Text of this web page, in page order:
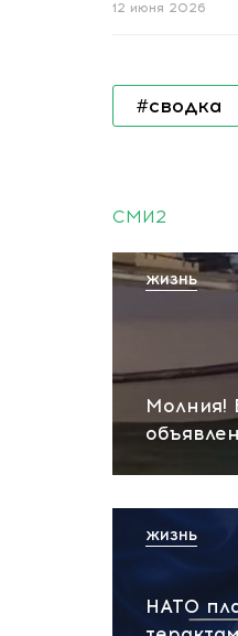
12 июня 2026
#сводка
СМИ2
Молния!
ЖИЗНЬ
НАТО
ЖИЗНЬ